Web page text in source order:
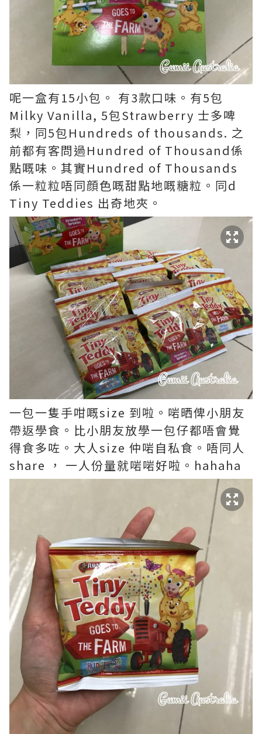
呢一盒有15小包。 有3款口味。有5包
Milky Vanilla, 5包Strawberry 士多啤
梨，同5包Hundreds of thousands. 之
前都有客問過Hundred of Thousand係
點嘅味。其實Hundred of Thousands
係一粒粒唔同顔色嘅甜點地嘅糖粒。同d
Tiny Teddies 出奇地夾。
一包一隻手咁嘅size 到啦。啱晒俾小朋友
帶返學食。比小朋友放學一包仔都唔會覺
得食多咗。大人size 仲啱自私食。唔同人
share ， 一人份量就啱啱好啦。hahaha